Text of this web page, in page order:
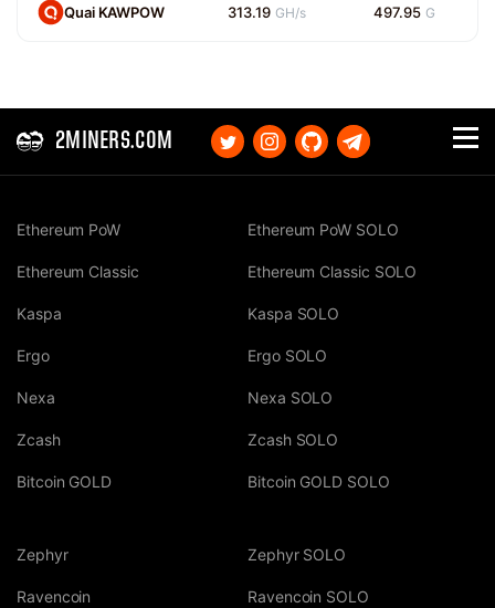
Quai KAWPOW 313.19 GH/s 497.95 G
2MINERS.COM
Ethereum PoW
Ethereum Classic
Kaspa
Ergo
Nexa
Zcash
Bitcoin GOLD
Ethereum PoW SOLO
Ethereum Classic SOLO
Kaspa SOLO
Ergo SOLO
Nexa SOLO
Zcash SOLO
Bitcoin GOLD SOLO
Zephyr
Ravencoin
Zephyr SOLO
Ravencoin SOLO